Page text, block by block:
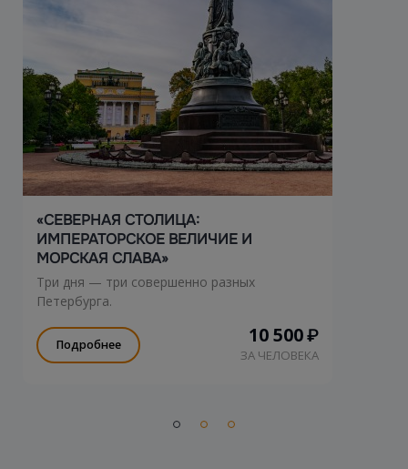
«СЕВЕРНАЯ СТОЛИЦА:
ИМПЕРАТОРСКОЕ ВЕЛИЧИЕ И
МОРСКАЯ СЛАВА»
Три дня — три совершенно разных
Петербурга.
Подробнее 10 500₽
ЗА ЧЕЛОВЕКА